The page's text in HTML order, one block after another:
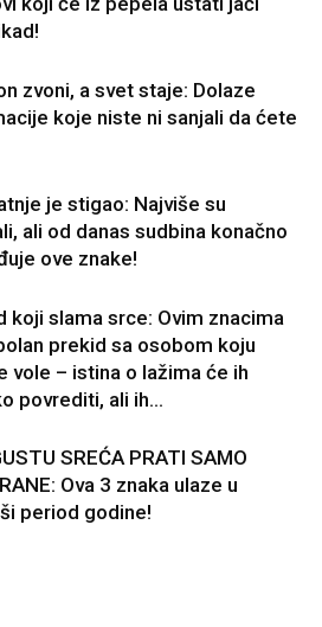
zvoni, a svet staje: Dolaze
koje niste ni sanjali da ćete
je stigao: Najviše su
ali od danas sudbina konačno
ove znake!
koji slama srce: Ovim znacima
prekid sa osobom koju
vole – istina o lažima će ih
povrediti, ali ih...
SREĆA PRATI SAMO
Ova 3 znaka ulaze u
period godine!